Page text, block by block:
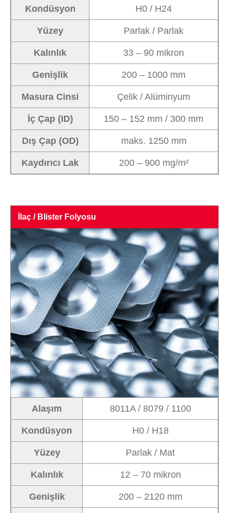
Kondüsyon H0 / H24
Yüzey Parlak / Parlak
Kalınlık 33 – 90 mikron
Genişlik 200 – 1000 mm
Masura Cinsi Çelik / Alüminyum
İç Çap (ID) 150 – 152 mm / 300 mm
Dış Çap (OD) maks. 1250 mm
Kaydırıcı Lak 200 – 900 mg/m²
İlaç / Blister Folyosu
Alaşım 8011A / 8079 / 1100
Kondüsyon H0 / H18
Yüzey Parlak / Mat
Kalınlık 12 – 70 mikron
Genişlik 200 – 2120 mm